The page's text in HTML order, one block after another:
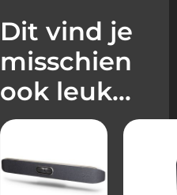
Dit vind je
misschien
ook leuk…